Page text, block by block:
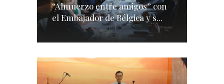
“Almuerzo entre amigos” con
el Embajador de Bélgica y s...